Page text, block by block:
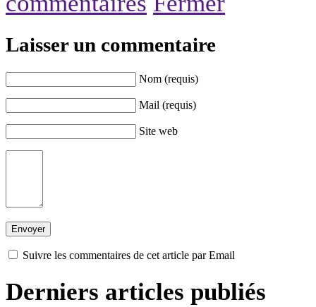
Laisser un commentaire
Nom (requis)
Mail (requis)
Site web
Suivre les commentaires de cet article par Email
Derniers articles publiés